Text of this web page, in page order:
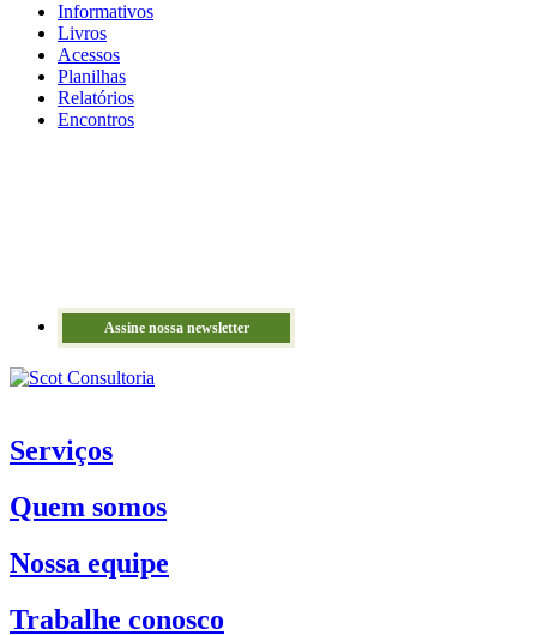
Informativos
Livros
Acessos
Planilhas
Relatórios
Encontros
Assine nossa newsletter
Serviços
Quem somos
Nossa equipe
Trabalhe conosco